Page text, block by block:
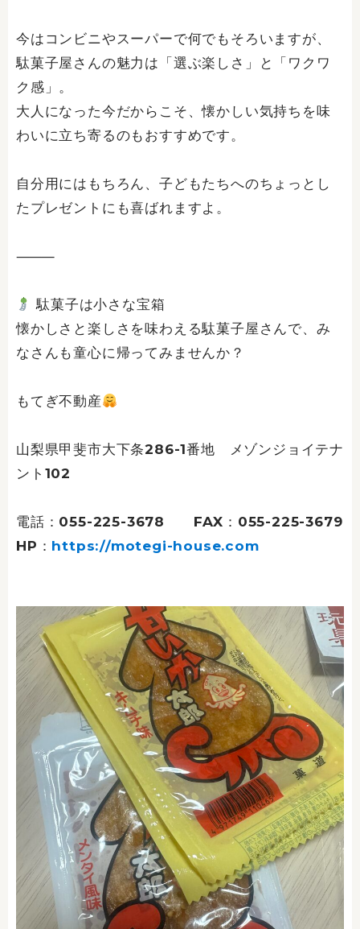
今はコンビニやスーパーで何でもそろいますが、
駄菓子屋さんの魅力は「選ぶ楽しさ」と「ワクワ
ク感」。
大人になった今だからこそ、懐かしい気持ちを味
わいに立ち寄るのもおすすめです。
自分用にはもちろん、子どもたちへのちょっとし
たプレゼントにも喜ばれますよ。
⸻
駄菓子は小さな宝箱
懐かしさと楽しさを味わえる駄菓子屋さんで、み
なさんも童心に帰ってみませんか？
もてぎ不動産
山梨県甲斐市大下条286-1番地 メゾンジョイテナ
ント102
電話：055-225-3678 FAX：055-225-3679
HP： https://motegi-house.com